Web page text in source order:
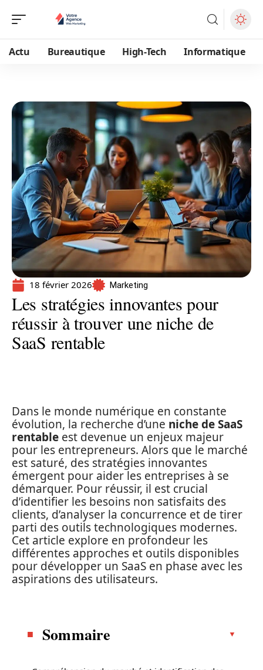
Actu Bureautique High-Tech Informatique
18 février 2026 Marketing
Les stratégies innovantes pour
réussir à trouver une niche de
SaaS rentable
Dans le monde numérique en constante
évolution, la recherche d’une niche de SaaS
rentable est devenue un enjeux majeur
pour les entrepreneurs. Alors que le marché
est saturé, des stratégies innovantes
émergent pour aider les entreprises à se
démarquer. Pour réussir, il est crucial
d’identifier les besoins non satisfaits des
clients, d’analyser la concurrence et de tirer
parti des outils technologiques modernes.
Cet article explore en profondeur les
différentes approches et outils disponibles
pour développer un SaaS en phase avec les
aspirations des utilisateurs.
Sommaire